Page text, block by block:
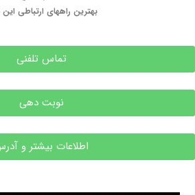
بهترین راههای ارتباطی این دکتر
تماس تلفنی
نوبت دهی
اطلاعات بیشتر و آدرس